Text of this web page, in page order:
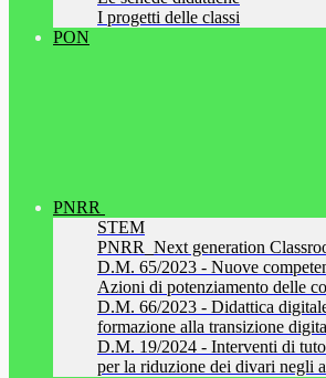
I progetti delle classi
PON
PNRR
STEM
PNRR_Next generation
D.M. 65/2023 - Nuove
Azioni di potenziamento delle
D.M. 66/2023 - Didattica
formazione alla transizione
D.M. 19/2024 - Interventi di
per la riduzione dei divari negli